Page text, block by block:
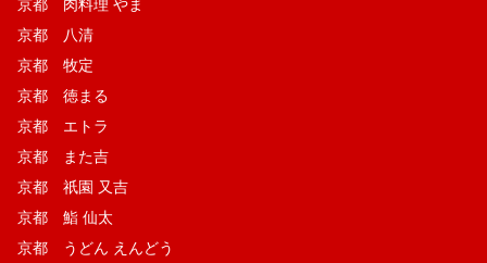
京都 肉料理 やま
京都 八清
京都 牧定
京都 徳まる
京都 エトラ
京都 また吉
京都 祇園 又吉
京都 鮨 仙太
京都 うどん えんどう